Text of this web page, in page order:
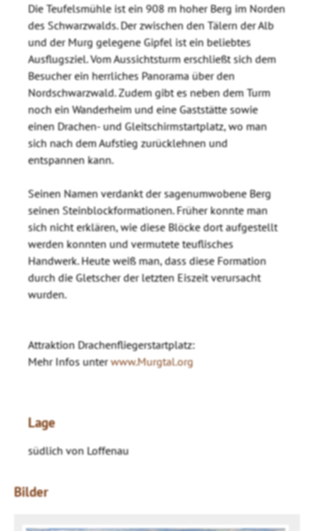
Die Teufelsmühle ist ein 908 m hoher Berg im Norden
des Schwarzwalds. Der zwischen den Tälern der Alb
und der Murg gelegene Gipfel ist ein beliebtes
Ausflugsziel. Vom Aussichtsturm erschließt sich dem
Besucher ein herrliches Panorama über den
Nordschwarzwald. Zudem gibt es neben dem Turm
noch ein Wanderheim und eine Gaststätte sowie
einen Drachen- und Gleitschirmstartplatz, wo man
sich nach dem Aufstieg zurücklehnen und
entspannen kann.
Seinen Namen verdankt der sagenumwobene Berg
seinen Steinblockformationen. Früher konnte man
sich nicht erklären, wie diese Blöcke dort aufgestellt
werden konnten und vermutete teuflisches
Handwerk. Heute weiß man, dass diese Formation
durch die Gletscher der letzten Eiszeit verursacht
wurden.
Attraktion Drachenfliegerstartplatz:
Mehr Infos unterwww.Murgtal.org
Lage
südlich von Loffenau
Bilder